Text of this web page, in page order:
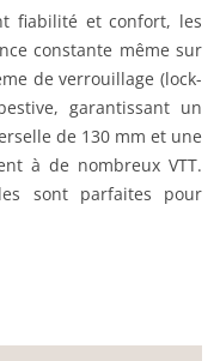
fiabilité et confort, les
constante même sur
de verrouillage (lock-
garantissant un
de 130 mm et une
à de nombreux VTT.
sont parfaites pour